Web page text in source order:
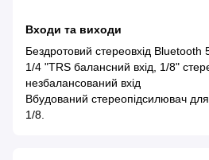
Входи та виходи
Бездротовий стереовхід Bluetooth
1/4 "TRS балансний вхід, 1/8"
незбалансований вхід
Вбудований стереопідсилювач
1/8.